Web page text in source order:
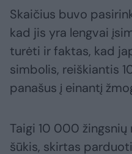
Skaičius buvo
kad jis yra lengvai
turėti ir faktas, kad
simbolis, reiškiantis
panašus į einantį
Taigi 10 000
šūkis, skirtas